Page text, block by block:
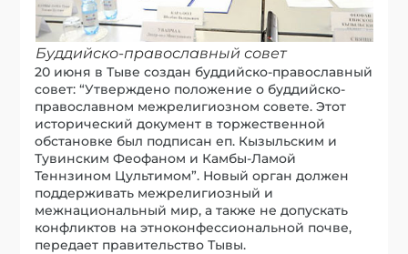
Буддийско-православный совет
20 июня в Тыве создан буддийско-православный
совет: “Утверждено положение о буддийско-
православном межрелигиозном совете. Этот
исторический документ в торжественной
обстановке был подписан еп. Кызыльским и
Тувинским Феофаном и Камбы-Ламой
Теннзином Цультимом”. Новый орган должен
поддерживать межрелигиозный и
межнациональный мир, а также не допускать
конфликтов на этноконфессиональной почве,
передает правительство Тывы.